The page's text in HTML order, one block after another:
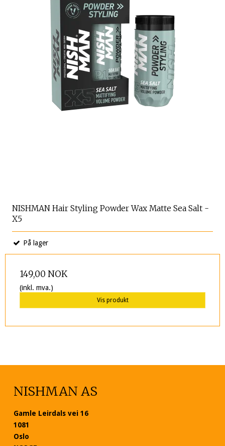
NISHMAN Hair Styling Powder Wax Matte Sea Salt -
X5
På lager
149,00 NOK
(inkl. mva.)
Vis produkt
NISHMAN AS
Gamle Leirdals vei 16
1081
Oslo